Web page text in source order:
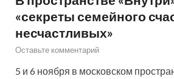
«секреты семейного
несчастливых»
Оставьте комментарий
5 и 6 ноября в московском